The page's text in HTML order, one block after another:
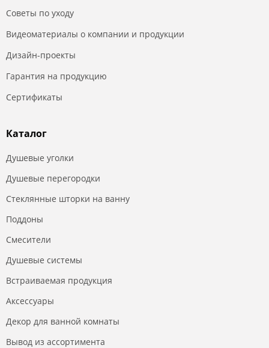
Советы по уходу
Видеоматериалы о компании и продукции
Дизайн-проекты
Гарантия на продукцию
Сертификаты
Каталог
Душевые уголки
Душевые перегородки
Стеклянные шторки на ванну
Поддоны
Смесители
Душевые системы
Встраиваемая продукция
Аксессуары
Декор для ванной комнаты
Вывод из ассортимента